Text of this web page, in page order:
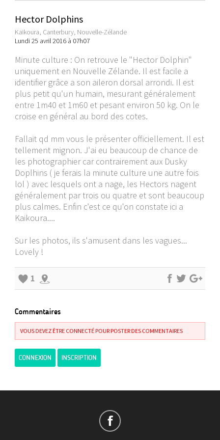
Hector Dolphins
Kaikoura, Canterbury, Nouvelle-Zélande
Lundi 25 avril 2016 à 07h07
Minute culture : On retrouve le "Hector Dolphin"
uniquement en Nouvelle Zélande. Il est facile a
identifier grâce a son aileron dorsal arrondi. Il est
plus petit qu'un humain, mesurant généralement
entre 1m40 et 1m60 et pesant environ 50 kg. On le
croise en général au bord des cotes.
Fallait qd mm vous le présenter officiellement. Il est
tellement mignon. J'ai eu beaucoup de chance de
les photographier car contrairement aux Dusky
Doplhins ( je ferais la minute culture une autre fois
lol ) avec lesquels ont a nage, les Hectors nagent
généralement par trois ou quatre et sont beaucoup
plus calmes. Enfin c'est ce qu'on constate ici a
Kaikoura....
Sur les photos, ils s'amusent dans les vagues...
Lovely !
1
Commentaires
VOUS DEVEZ ÊTRE CONNECTÉ POUR POSTER DES COMMENTAIRES
CONNEXION INSCRIPTION